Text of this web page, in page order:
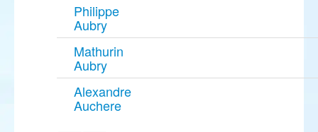
Philippe
Aubry
Mathurin
Aubry
Alexandre
Auchere